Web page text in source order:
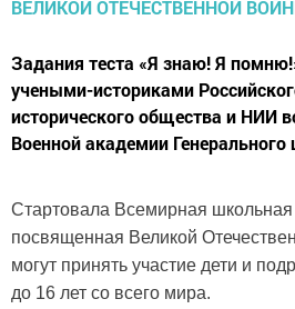
Задания теста «Я знаю! Я
учеными-историками
исторического общества и НИИ
Военной академии
Стартовала Всемирная
посвященная Великой
могут принять участие дети и
до 16 лет со всего мира.